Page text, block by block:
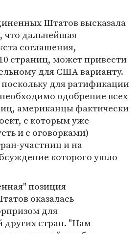
Штатов высказала
что дальнейшая
соглашения,
страниц, может привести
для США варианту.
для ратификации
одобрение всех
американцы фактически
с которым уже
и с оговорками)
участниц и на
которого ушло
позиция
оказалась
для
других стран. "Нам